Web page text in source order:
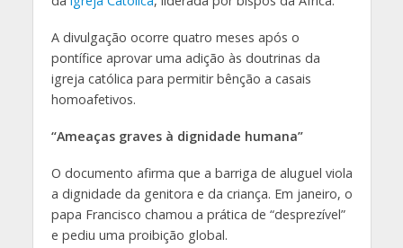
A divulgação ocorre quatro meses após o
pontífice aprovar uma adição às doutrinas da
igreja católica para permitir bênção a casais
homoafetivos.
“Ameaças graves à dignidade humana”
O documento afirma que a barriga de aluguel viola
a dignidade da genitora e da criança. Em janeiro, o
papa Francisco chamou a prática de “desprezível”
e pediu uma proibição global.